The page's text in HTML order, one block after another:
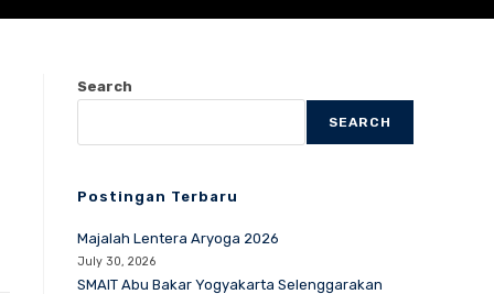
Search
SEARCH
Postingan Terbaru
Majalah Lentera Aryoga 2026
July 30, 2026
SMAIT Abu Bakar Yogyakarta Selenggarakan